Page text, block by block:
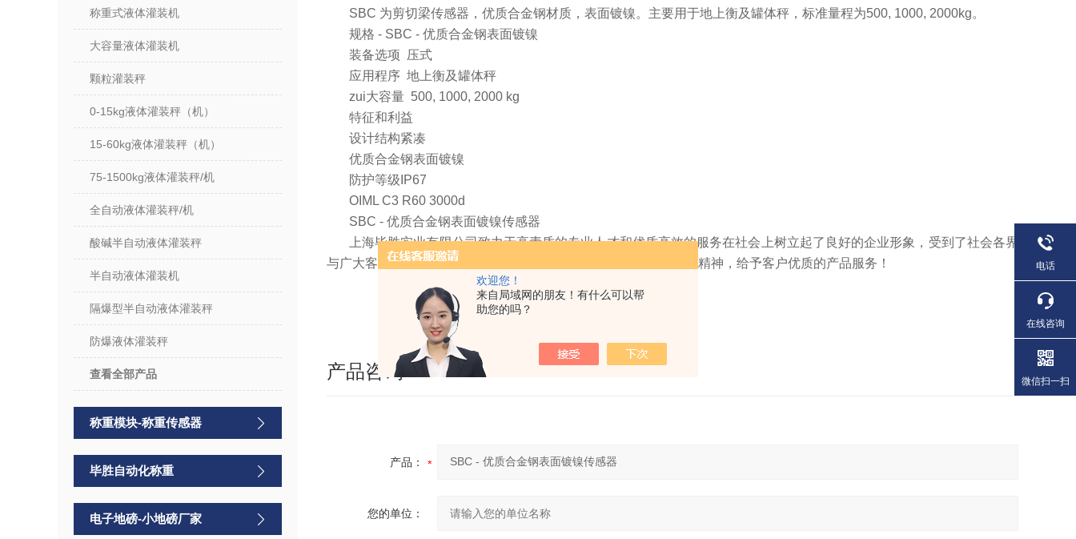
欢迎您！
来自局域网的朋友！有什么可以帮
助您的吗？
称重式液体灌装机
大容量液体灌装机
颗粒灌装秤
0-15kg液体灌装秤（机）
15-60kg液体灌装秤（机）
75-1500kg液体灌装秤/机
全自动液体灌装秤/机
酸碱半自动液体灌装秤
半自动液体灌装机
隔爆型半自动液体灌装秤
防爆液体灌装秤
查看全部产品
称重模块-称重传感器
毕胜自动化称重
电子地磅-小地磅厂家
SBC 为剪切梁传感器，优质合金钢材质，表面镀镍。主要用于地上衡及罐体秤，标准量程为500, 1000, 2000kg。
规格 - SBC - 优质合金钢表面镀镍
装备选项 压式
应用程序 地上衡及罐体秤
zui大容量 500, 1000, 2000 kg
特征和利益
设计结构紧凑
优质合金钢表面镀镍
防护等级IP67
OIML C3 R60 3000d
SBC - 优质合金钢表面镀镍传感器
上海毕胜实业有限公司致力于高素质的专业人才和优质高效的服务在社会上树立起了良好的企业形象，受到了社会各界
与广大客户的普遍依赖与赞扬。公司全体员工具有积极进取的敬业精神，给予客户优质的产品服务！
产品咨询
产品：
您的单位：
电话
在线咨询
微信扫一扫